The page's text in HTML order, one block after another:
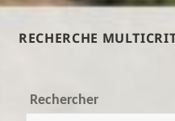
RECHERCHE
Rechercher